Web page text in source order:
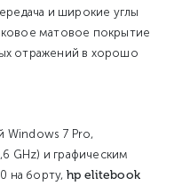
и широкие углы
матовое покрытие
отражений в хорошо
Windows 7 Pro,
GHz) и графическим
на борту, hp elitebook